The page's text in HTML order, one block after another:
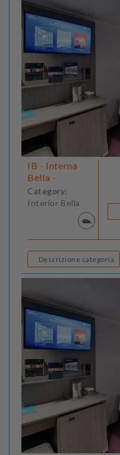
IB - Interna
Bella -
Category:
Interior Bella
Descrizione categoria